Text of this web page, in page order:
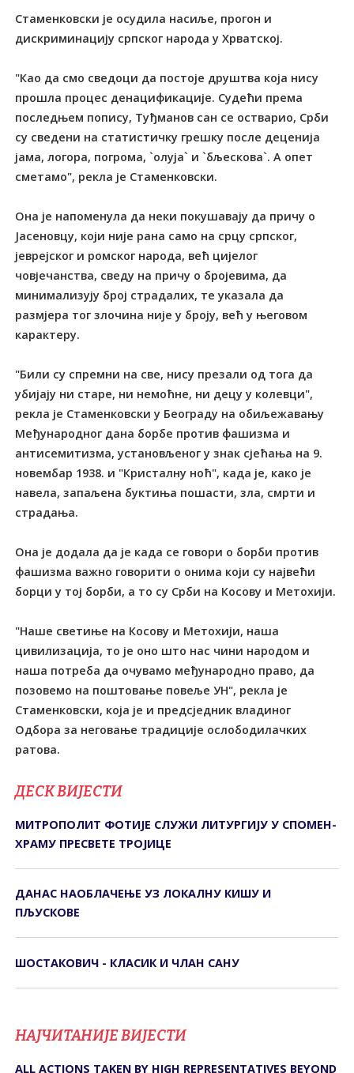
Стаменковски је осудила насиље, прогон и
дискриминацију српског народа у Хрватској.
"Као да смо сведоци да постоје друштва која нису
прошла процес денацификације. Судећи према
последњем попису, Tуђманов сан се остварио, Срби
су сведени на статистичку грешку после деценија
јама, логора, погрома, `олуја` и `бљескова`. А опет
сметамо", рекла је Стаменковски.
Она је напоменула да неки покушавају да причу о
Јасеновцу, који није рана само на срцу српског,
јеврејског и ромског народа, већ цијелог
човјечанства, сведу на причу о бројевима, да
минимализују број страдалих, те указала да
размјера тог злочина није у броју, већ у његовом
карактеру.
"Били су спремни на све, нису презали од тога да
убијају ни старе, ни немоћне, ни децу у колевци",
рекла је Стаменковски у Београду на обиљежавању
Међународног дана борбе против фашизма и
антисемитизма, установљеног у знак сјећања на 9.
новембар 1938. и "Кристалну ноћ", када је, како је
навела, запаљена буктиња пошасти, зла, смрти и
страдања.
Она је додала да је када се говори о борби против
фашизма важно говорити о онима који су највећи
борци у тој борби, а то су Срби на Косову и Метохији.
"Наше светиње на Косову и Метохији, наша
цивилизација, то је оно што нас чини народом и
наша потреба да очувамо међународно право, да
позовемо на поштовање повеље УН", рекла је
Стаменковски, која је и предсједник владиног
Одбора за неговање традиције ослободилачких
ратова.
ДЕСК ВИЈЕСТИ
МИТРОПОЛИТ ФОТИЈЕ СЛУЖИ ЛИТУРГИЈУ У СПОМЕН-
ХРАМУ ПРЕСВЕТЕ ТРОЈИЦЕ
ДАНАС НАОБЛАЧЕЊЕ УЗ ЛОКАЛНУ КИШУ И
ПЉУСКОВЕ
ШОСТАКОВИЧ - КЛАСИК И ЧЛАН САНУ
НАЈЧИТАНИЈЕ ВИЈЕСТИ
ALL ACTIONS TAKEN BY HIGH REPRESENTATIVES BEYOND